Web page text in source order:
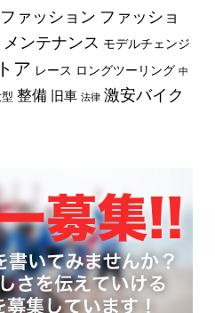
ァッション ファッショ
メンテナンス モデルチェンジ
ア レース ロングツーリング 中
整備 旧車 法律 激安バイク